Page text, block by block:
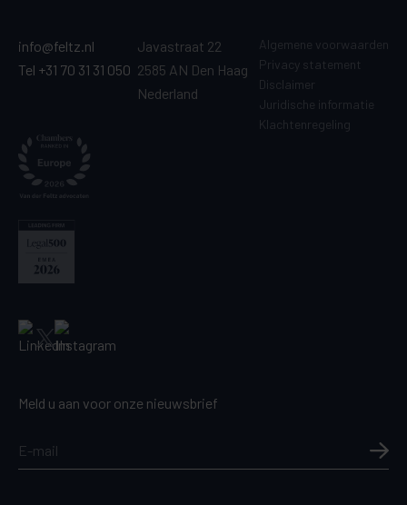
info@feltz.nl
Tel +31 70 31 31 050
Javastraat 22
2585 AN Den Haag
Nederland
Algemene voorwaarden
Privacy statement
Disclaimer
Juridische informatie
Klachtenregeling
Meld u aan voor onze nieuwsbrief